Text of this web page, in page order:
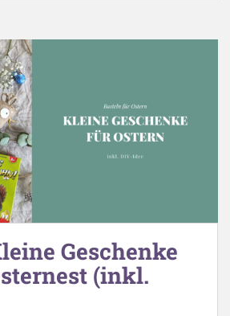
Geschenke
(inkl.